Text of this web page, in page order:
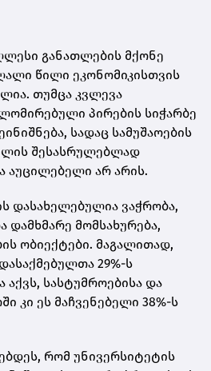
განათლების მქონე
წილი ეკონომიკისთვის
თუმცა კვლევა
პირების სიჭარბე
სადაც სამუშაოების
შესასრულებლად
აუცილებელი არ არის.
დასახელებულია ვაჭრობა,
მომსახურება,
ობიექტები. მაგალითად,
29%-ს
სასტუმროებისა და
კი ეს მაჩვენებელი 38%-ს
რომ უნივერსიტეტის